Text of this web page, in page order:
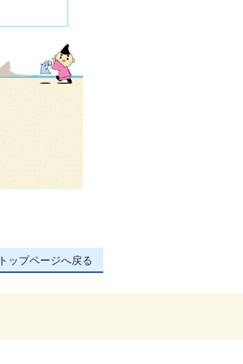
トップページへ戻る